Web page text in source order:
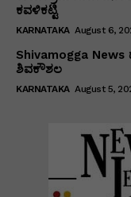
ಕವಳಿಕಟ್ಟಿ
KARNATAKA August 6,
Shivamogga News
ಶಿವಕೌಶಲ
KARNATAKA August 5,